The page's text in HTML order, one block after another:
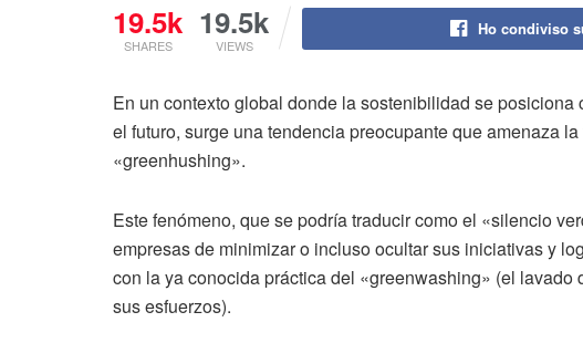
19.5k
SHARES
19.5k
VIEWS
Ho condiviso
En un contexto global donde la sostenibilidad se
el futuro, surge una tendencia preocupante que amenaza
«greenhushing».
Este fenómeno, que se podría traducir como el «silencio
empresas de minimizar o incluso ocultar sus iniciativas y
con la ya conocida práctica del «greenwashing» (el
sus esfuerzos).